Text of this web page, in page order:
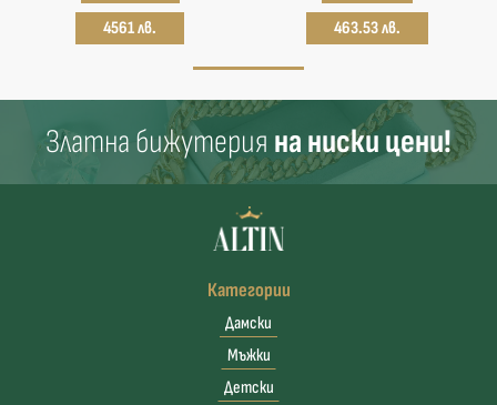
4561 лв.
463.53 лв.
Златна бижутерия на ниски цени!
Категории
Дамски
Мъжки
Детски